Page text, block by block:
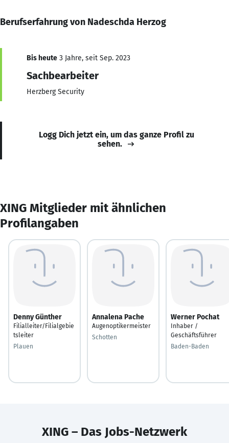
Berufserfahrung von Nadeschda Herzog
Bis heute 3 Jahre, seit Sep. 2023
Sachbearbeiter
Herzberg Security
Logg Dich jetzt ein, um das ganze Profil zu
sehen.
XING Mitglieder mit ähnlichen
Profilangaben
Denny Günther
Filialleiter/Filialgebie
tsleiter
Plauen
Annalena Pache
Augenoptikermeister
Schotten
Werner Pochat
Inhaber /
Geschäftsführer
Baden-Baden
XING – Das Jobs-Netzwerk